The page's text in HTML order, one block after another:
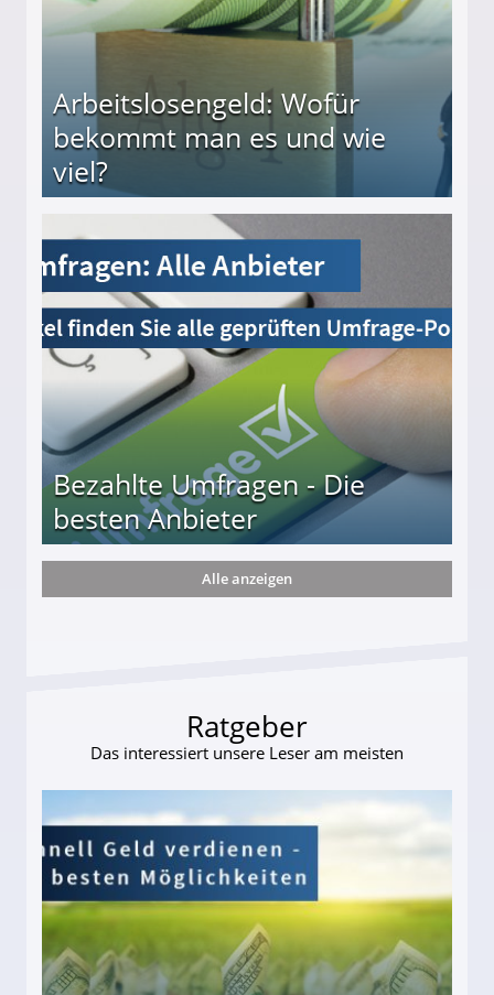
Arbeitslosengeld: Wofür
bekommt man es und wie
viel?
und wie viel?
Bezahlte Umfragen - Die
besten Anbieter
Alle anzeigen
Ratgeber
Das interessiert unsere Leser am meisten